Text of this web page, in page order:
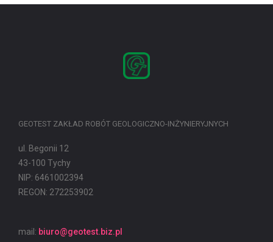
GEOTEST ZAKŁAD ROBÓT GEOLOGICZNO-INŻYNIERYJNYCH
ul. Begonii 12
43-100 Tychy
NIP: 6461002394
REGON: 272253902
mail: biuro@geotest.biz.pl